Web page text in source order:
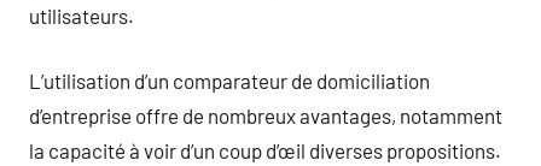
utilisateurs.
L’utilisation d’un comparateur de domiciliation
d’entreprise offre de nombreux avantages, notamment
la capacité à voir d’un coup d’œil diverses propositions.